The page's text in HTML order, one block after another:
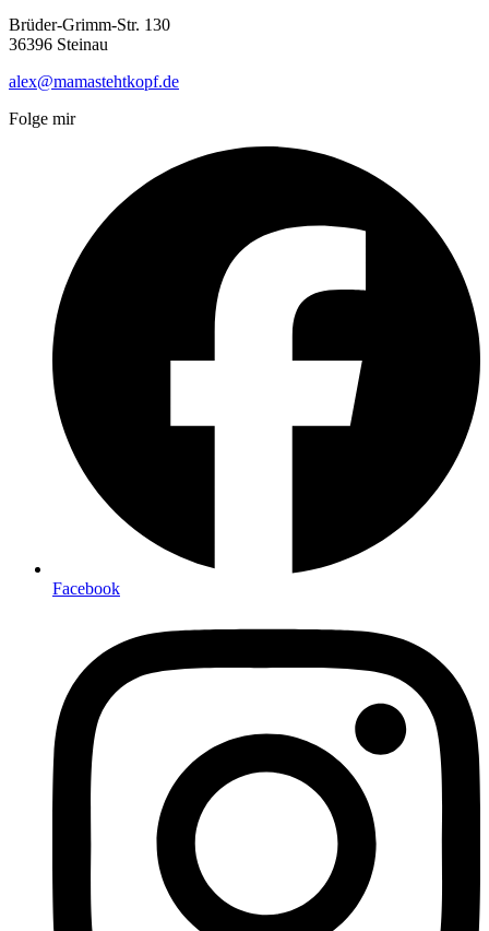
Brüder-Grimm-Str. 130
36396 Steinau
alex@mamastehtkopf.de
Folge mir
Facebook